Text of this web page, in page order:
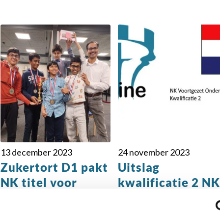
13 december 2023
Zukertort D1 pakt
NK titel voor
24 november 2023
Uitslag
kwalificatie 2 NK